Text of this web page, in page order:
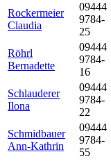
Rockermeier
Claudia
09444
9784-
25
Röhrl
Bernadette
09444
9784-
16
Schlauderer
Ilona
09444
9784-
22
Schmidbauer
Ann-Kathrin
09444
9784-
55